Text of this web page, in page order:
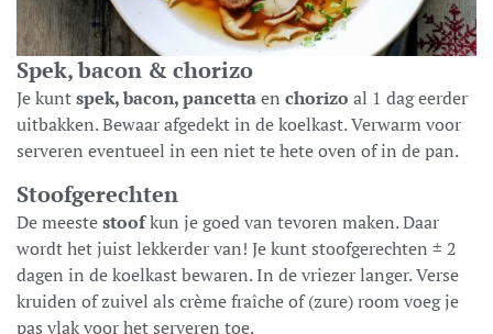
Spek, bacon & chorizo
Je kuntspek, bacon, pancettaen chorizo al 1 dag eerder
uitbakken. Bewaar afgedekt in de koelkast. Verwarm voor
serveren eventueel in een niet te hete oven of in de pan.
Stoofgerechten
De meestestoofkun je goed van tevoren maken. Daar
wordt het juist lekkerder van! Je kunt stoofgerechten ± 2
dagen in de koelkast bewaren. In de vriezer langer. Verse
kruiden of zuivel als crème fraîche of (zure) room voeg je
pas vlak voor het serveren toe.